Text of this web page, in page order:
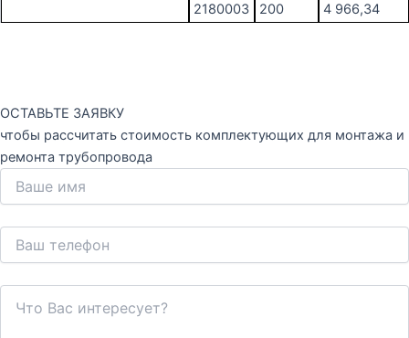
2180003
200 4 966,34
ОСТАВЬТЕ ЗАЯВКУ
чтобы рассчитать стоимость комплектующих для монтажа и
ремонта трубопровода